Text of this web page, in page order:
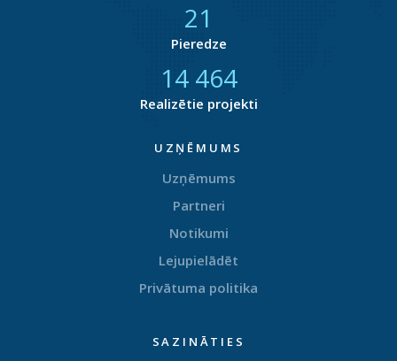
21
Pieredze
14 872
Realizētie projekti
UZŅĒMUMS
Uzņēmums
Partneri
Notikumi
Lejupielādēt
Privātuma politika
SAZINĀTIES